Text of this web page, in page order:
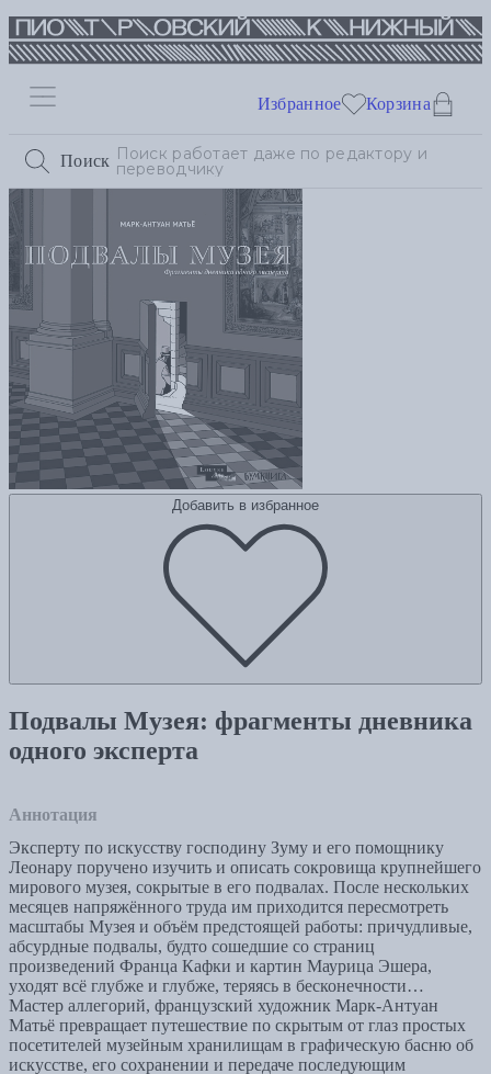
Поиск
Избранное Корзина
Добавить в избранное
Подвалы Музея: фрагменты дневника
одного эксперта
Аннотация
Эксперту по искусству господину Зуму и его помощнику
Леонару поручено изучить и описать сокровища крупнейшего
мирового музея, сокрытые в его подвалах. После нескольких
месяцев напряжённого труда им приходится пересмотреть
масштабы Музея и объём предстоящей работы: причудливые,
абсурдные подвалы, будто сошедшие со страниц
произведений Франца Кафки и картин Маурица Эшера,
уходят всё глубже и глубже, теряясь в бесконечности…
Мастер аллегорий, французский художник Марк-Антуан
Матьё превращает путешествие по скрытым от глаз простых
посетителей музейным хранилищам в графическую басню об
искусстве, его сохранении и передаче последующим